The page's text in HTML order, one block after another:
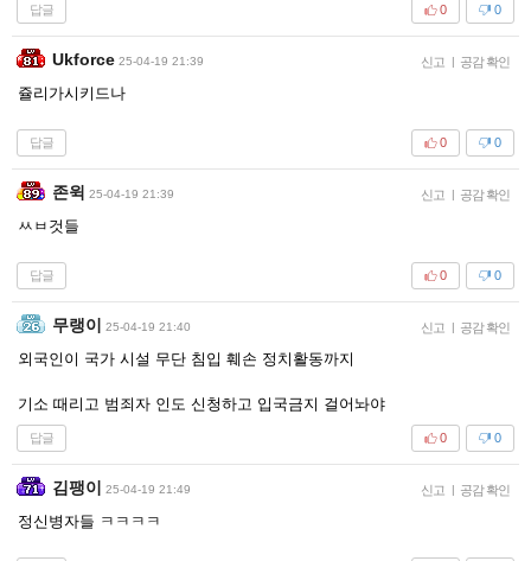
답글 0
0
Ukforce 25-04-19 21:39 신고 | 공감 확인
쥴리가시키드나
답글 0
0
존윅 25-04-19 21:39 신고 | 공감 확인
ㅆㅂ것들
답글 0
0
무랭이 25-04-19 21:40 신고 | 공감 확인
외국인이 국가 시설 무단 침입 훼손 정치활동까지
기소 때리고 범죄자 인도 신청하고 입국금지 걸어놔야
답글 0
0
김팽이 25-04-19 21:49 신고 | 공감 확인
정신병자들 ㅋㅋㅋㅋ